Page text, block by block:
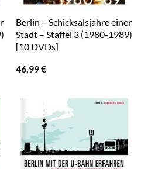
Berlin – Schicksalsjahre einer
Stadt – Staffel 3 (1980-1989)
[10 DVDs]
46,99€